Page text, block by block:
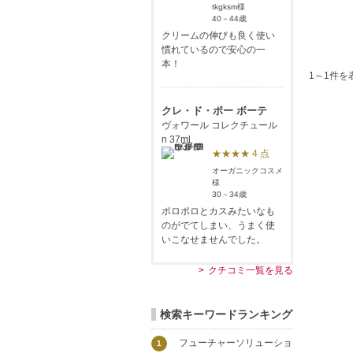
1～1件を
tkgksm様
40－44歳
クリームの伸びも良く使い
慣れているので安心の一
本！
クレ・ド・ポー ボーテ
ヴォワール コレクチュール
n 37ml
★★★★ 4 点
オーガニックコスメ
様
30－34歳
ポロポロとカスみたいなも
のがでてしまい、うまく使
いこなせませんでした。
クチコミ一覧を見る
検索キーワードランキング
1
フューチャーソリューショ